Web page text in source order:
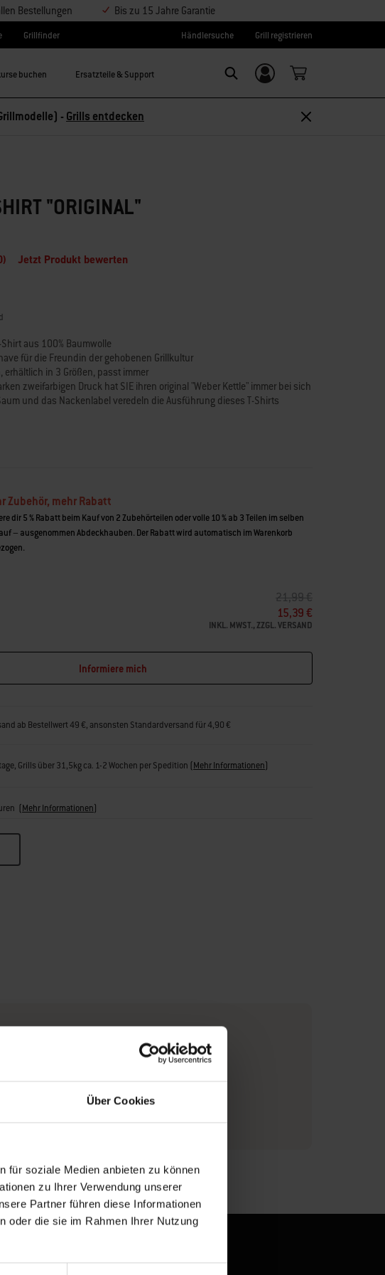
Über Cookies
für soziale Medien anbieten zu können
zu Ihrer Verwendung unserer
Partner führen diese Informationen
oder die sie im Rahmen Ihrer Nutzung
Bestellungen Bis zu 15 Jahre Garantie
Grillfinder Händlersuche Grill registrieren
buchen Ersatzteile & Support
Einloggen/
Weber-ID
- Grills entdecken
"ORIGINAL"
Jetzt Produkt bewerten
aus 100% Baumwolle
für die Freundin der gehobenen Grillkultur
erhältlich in 3 Größen, passt immer
zweifarbigen Druck hat SIE ihren original "Weber Kettle" immer bei sich
und das Nackenlabel veredeln die Ausführung dieses T-Shirts
Zubehör, mehr Rabatt
dir 5 % Rabatt beim Kauf von 2 Zubehörteilen oder volle 10 % ab 3 Teilen im selben
– ausgenommen Abdeckhauben. Der Rabatt wird automatisch im Warenkorb
PREIS REDUZIERT VON
21,99 €AUF
15,39 €
INKL. MWST., ZZGL. VERSAND
Informiere mich
ab Bestellwert 49 €, ansonsten Standardversand für 4,90 €
Grills über 31,5kg ca. 1-2 Wochen per Spedition (Mehr Informationen)
(Mehr Informationen)